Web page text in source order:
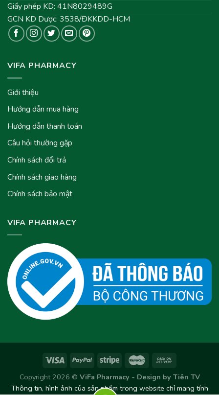
Giấy phép KD: 41N8029489G
GCN KD Dược: 3538/ĐKKDD-HCM
VIFA PHARMACY
Giới thiệu
Hướng dẫn mua hàng
Hướng dẫn thanh toán
Câu hỏi thường gặp
Chính sách đổi trả
Chính sách giao hàng
Chính sách bảo mật
VIFA PHARMACY
Copyright 2026 © ViFa Pharmacy - Design by Tiên TV
Thông tin, hình ảnh của sản phẩm trong website chỉ mang tính